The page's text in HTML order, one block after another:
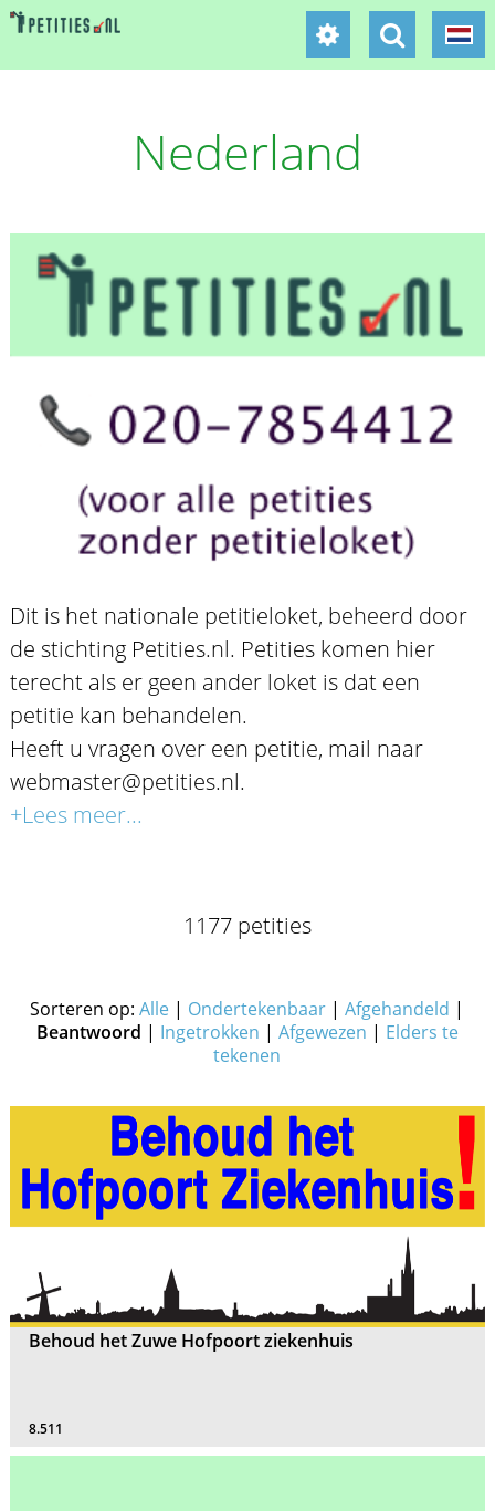
Nederland
Dit is het nationale petitieloket, beheerd door
de stichting Petities.nl. Petities komen hier
terecht als er geen ander loket is dat een
petitie kan behandelen.
Heeft u vragen over een petitie, mail naar
webmaster@petities.nl.
+Lees meer...
1177 petities
Sorteren op:Alle | Ondertekenbaar |Afgehandeld |
Beantwoord | Ingetrokken | Afgewezen | Elders te
tekenen
Behoud het Zuwe Hofpoort ziekenhuis
8.511